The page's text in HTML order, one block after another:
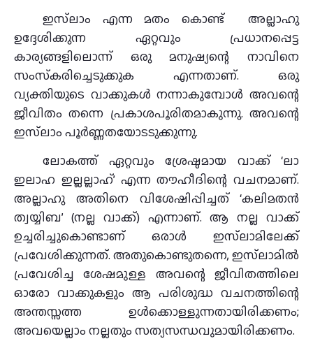
ഇസ്‌ലാം എന്ന മതം കൊണ്ട് അല്ലാഹു
ഉദ്ദേശിക്കുന്ന ഏറ്റവും പ്രധാനപ്പെട്ട
കാര്യങ്ങളിലൊന്ന് ഒരു മനുഷ്യന്റെ നാവിനെ
സംസ്‌കരിച്ചെടുക്കുക എന്നതാണ്. ഒരു
വ്യക്തിയുടെ വാക്കുകൾ നന്നാകുമ്പോൾ അവന്റെ
ജീവിതം തന്നെ പ്രകാശപൂരിതമാകുന്നു. അവന്റെ
ഇസ്‌ലാം പൂർണ്ണതയോടടുക്കുന്നു.
ലോകത്ത് ഏറ്റവും ശ്രേഷ്ഠമായ വാക്ക് ‘ലാ
ഇലാഹ ഇല്ലല്ലാഹ്’ എന്ന തൗഹീദിന്റെ വചനമാണ്.
അല്ലാഹു അതിനെ വിശേഷിപ്പിച്ചത് ‘കലിമതൻ
ത്വയ്യിബ’ (നല്ല വാക്ക്) എന്നാണ്. ആ നല്ല വാക്ക്
ഉച്ചരിച്ചുകൊണ്ടാണ് ഒരാൾ ഇസ്‌ലാമിലേക്ക്
പ്രവേശിക്കുന്നത്. അതുകൊണ്ടുതന്നെ, ഇസ്‌ലാമിൽ
പ്രവേശിച്ച ശേഷമുള്ള അവന്റെ ജീവിതത്തിലെ
ഓരോ വാക്കുകളും ആ പരിശുദ്ധ വചനത്തിന്റെ
അന്തസ്സത്ത ഉൾക്കൊള്ളുന്നതായിരിക്കണം;
അവയെല്ലാം നല്ലതും സത്യസന്ധവുമായിരിക്കണം.